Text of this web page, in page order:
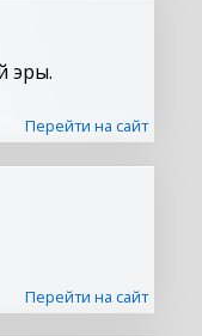
эры.
Перейти на сайт
Перейти на сайт